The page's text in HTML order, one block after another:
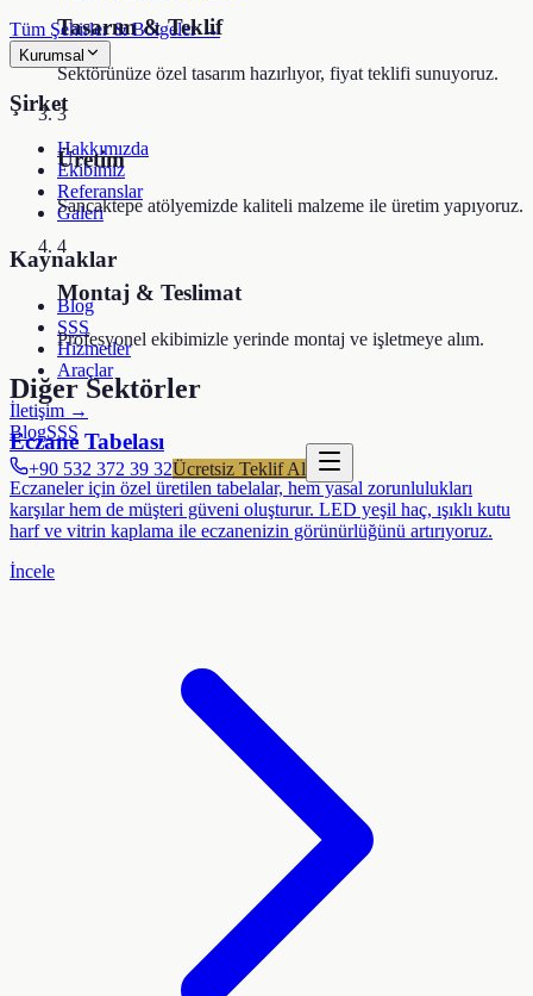
Tüm Şehirler & Bölgeler →
Kurumsal
Şirket
Hakkımızda
Ekibimiz
Referanslar
Galeri
Kaynaklar
Blog
SSS
Hizmetler
Araçlar
İletişim →
BlogSSS
+90 532 372 39 32Ücretsiz Teklif Al
Tasarım & Teklif
Sektörünüze özel tasarım hazırlıyor, fiyat teklifi sunuyoruz.
3
Üretim
Sancaktepe atölyemizde kaliteli malzeme ile üretim yapıyoruz.
4
Montaj & Teslimat
Profesyonel ekibimizle yerinde montaj ve işletmeye alım.
Diğer Sektörler
Eczane Tabelası
Eczaneler için özel üretilen tabelalar, hem yasal zorunlulukları
karşılar hem de müşteri güveni oluşturur. LED yeşil haç, ışıklı kutu
harf ve vitrin kaplama ile eczanenizin görünürlüğünü artırıyoruz.
İncele